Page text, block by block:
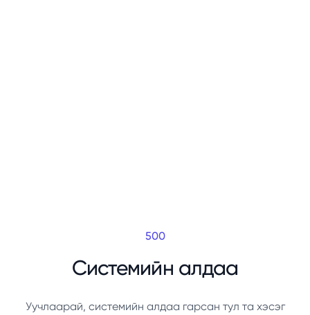
500
Системийн алдаа
Уучлаарай, системийн алдаа гарсан тул та хэсэг